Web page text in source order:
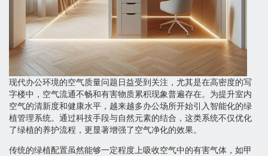
现代办公环境的空气质量问题日益受到关注，尤其是在高密度的写
字楼中，空气流通不畅和有害物质累积现象普遍存在。为提升室内
空气的清新度和健康水平，越来越多办公场所开始引入智能化的绿
植管理系统。通过科技手段与自然元素的结合，这类系统不仅优化
了绿植的养护流程，更显著增强了空气净化的效果。
传统的绿植配置虽然能够一定程度上吸收空气中的有害气体，如甲